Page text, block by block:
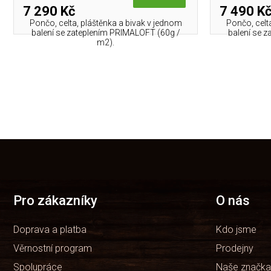
7 290 Kč
Pončo, celta, pláštěnka a bivak v jednom
balení se zateplením PRIMALOFT (60g /
m2).
7 490 Kč
Pončo,
balení se
Pro zákazníky
Doprava a platba
Věrnostní program
Spolupráce
O nás
Kdo jsme
Prodejny
Naše